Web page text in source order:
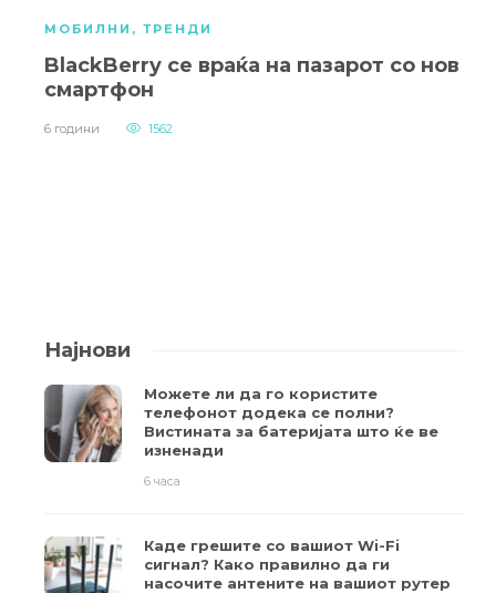
МОБИЛНИ , ТРЕНДИ
BlackBerry се враќа на пазарот со нов
смартфон
6 години 1562
Најнови
Можете ли да го користите
телефонот додека се полни?
Вистината за батеријата што ќе ве
изненади
6 часа
Каде грешите со вашиот Wi-Fi
сигнал? Како правилно да ги
насочите антените на вашиот рутер